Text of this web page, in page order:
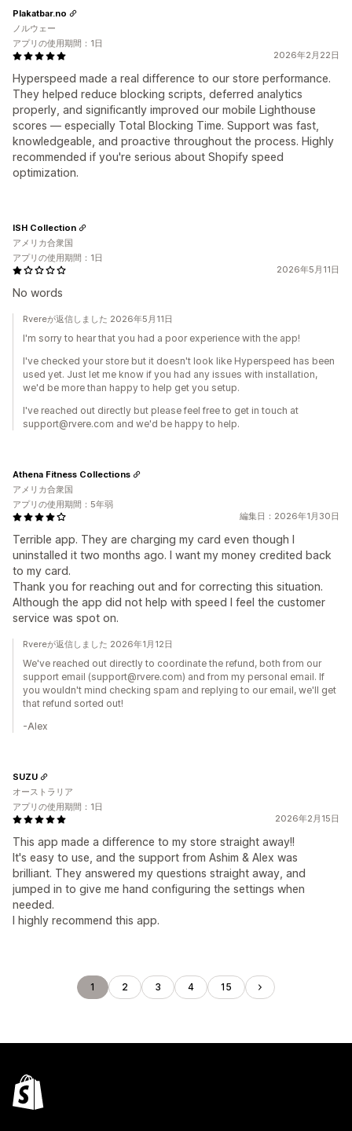
2026年2月22日
Hyperspeed made a real difference to our store performance.
They helped reduce blocking scripts, deferred analytics
properly, and significantly improved our mobile Lighthouse
scores — especially Total Blocking Time. Support was fast,
knowledgeable, and proactive throughout the process. Highly
recommended if you're serious about Shopify speed
optimization.
Plakatbar.no
ノルウェー
アプリの使用期間：1日
2026年5月11日
No words
ISH Collection
アメリカ合衆国
アプリの使用期間：1日
Rvereが返信しました 2026年5月11日
I'm sorry to hear that you had a poor experience with the app!
I've checked your store but it doesn't look like Hyperspeed has been
used yet. Just let me know if you had any issues with installation,
we'd be more than happy to help get you setup.
I've reached out directly but please feel free to get in touch at
support@rvere.com and we'd be happy to help.
編集日：2026年1月30日
Terrible app. They are charging my card even though I
uninstalled it two months ago. I want my money credited back
to my card.
Thank you for reaching out and for correcting this situation.
Although the app did not help with speed I feel the customer
service was spot on.
Athena Fitness Collections
アメリカ合衆国
アプリの使用期間：5年弱
Rvereが返信しました 2026年1月12日
We've reached out directly to coordinate the refund, both from our
support email (support@rvere.com) and from my personal email. If
you wouldn't mind checking spam and replying to our email, we'll get
that refund sorted out!
-Alex
2026年2月15日
This app made a difference to my store straight away!!
It's easy to use, and the support from Ashim & Alex was
brilliant. They answered my questions straight away, and
jumped in to give me hand configuring the settings when
needed.
I highly recommend this app.
SUZU
オーストラリア
アプリの使用期間：1日
1 2 3 4 15